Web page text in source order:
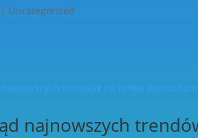
| Uncategorized
najnowszych